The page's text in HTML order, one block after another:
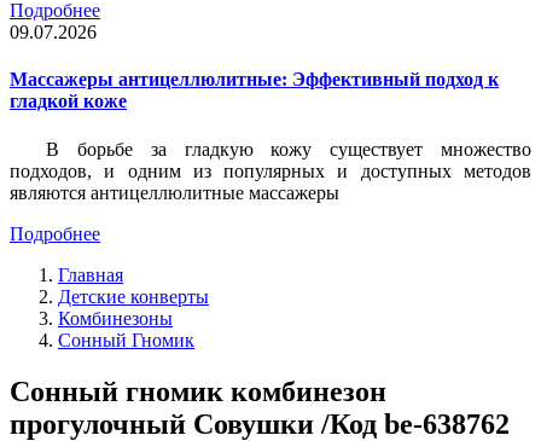
Подробнее
09.07.2026
Массажеры антицеллюлитные: Эффективный подход к
гладкой коже
В борьбе за гладкую кожу существует множество
подходов, и одним из популярных и доступных методов
являются антицеллюлитные массажеры
Подробнее
Главная
Детские конверты
Комбинезоны
Сонный Гномик
Сонный гномик комбинезон
прогулочный Совушки /Код be-638762